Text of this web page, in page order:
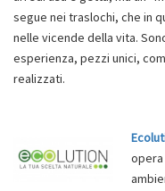
segue nei traslochi, che in
nelle vicende della vita.
esperienza, pezzi unici,
realizzati.